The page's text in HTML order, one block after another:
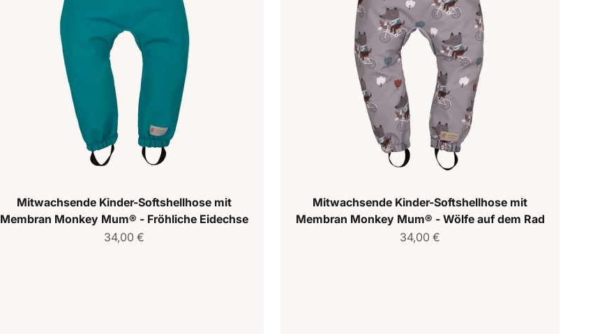
Mitwachsende Kinder-Softshellhose mit
Membran Monkey Mum® - Fröhliche Eidechse
Verkaufspreis
34,00 €
Mitwachsende Kinder-Softshellhose mit
Membran Monkey Mum® - Wölfe auf dem Rad
Verkaufspreis
34,00 €